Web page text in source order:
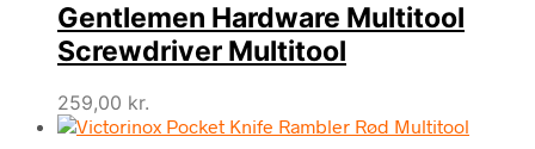
Gentlemen Hardware Multitool
Screwdriver Multitool
259,00 kr.